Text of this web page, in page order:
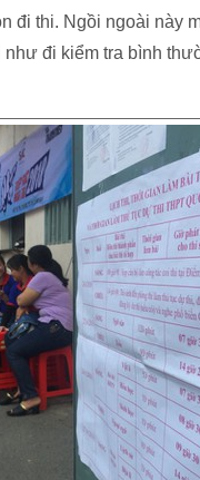
đi thi. Ngồi ngoài này
đi kiểm tra bình